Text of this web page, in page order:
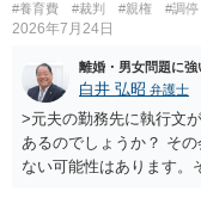
#養育費 #裁判 #親権 #調停
2026年7月24日
離婚・男女問題に強
白井 弘昭 弁護士
>元夫の勤務先に執行文
あるのでしょうか？ そ
ない可能性はあります。